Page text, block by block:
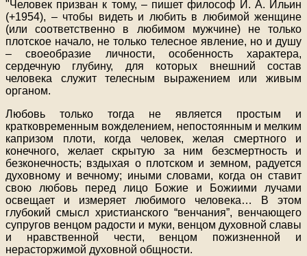
"Человек призван к тому, – пишет философ И. А. Ильин
(+1954), – чтобы видеть и любить в любимой женщине
(или соответственно в любимом мужчине) не только
плотское начало, не только телесное явление, но и душу
– своеобразие личности, особенность характера,
сердечную глубину, для которых внешний состав
человека служит телесным выражением или живым
органом.
Любовь только тогда не является простым и
кратковременным вожделением, непостоянным и мелким
капризом плоти, когда человек, желая смертного и
конечного, желает скрытую за ним безсмертность и
безконечность; вздыхая о плотском и земном, радуется
духовному и вечному; иными словами, когда он ставит
свою любовь перед лицо Божие и Божиими лучами
освещает и измеряет любимого человека… В этом
глубокий смысл христианского “венчания”, венчающего
супругов венцом радости и муки, венцом духовной славы
и нравственной чести, венцом пожизненной и
нерасторжимой духовной общности.